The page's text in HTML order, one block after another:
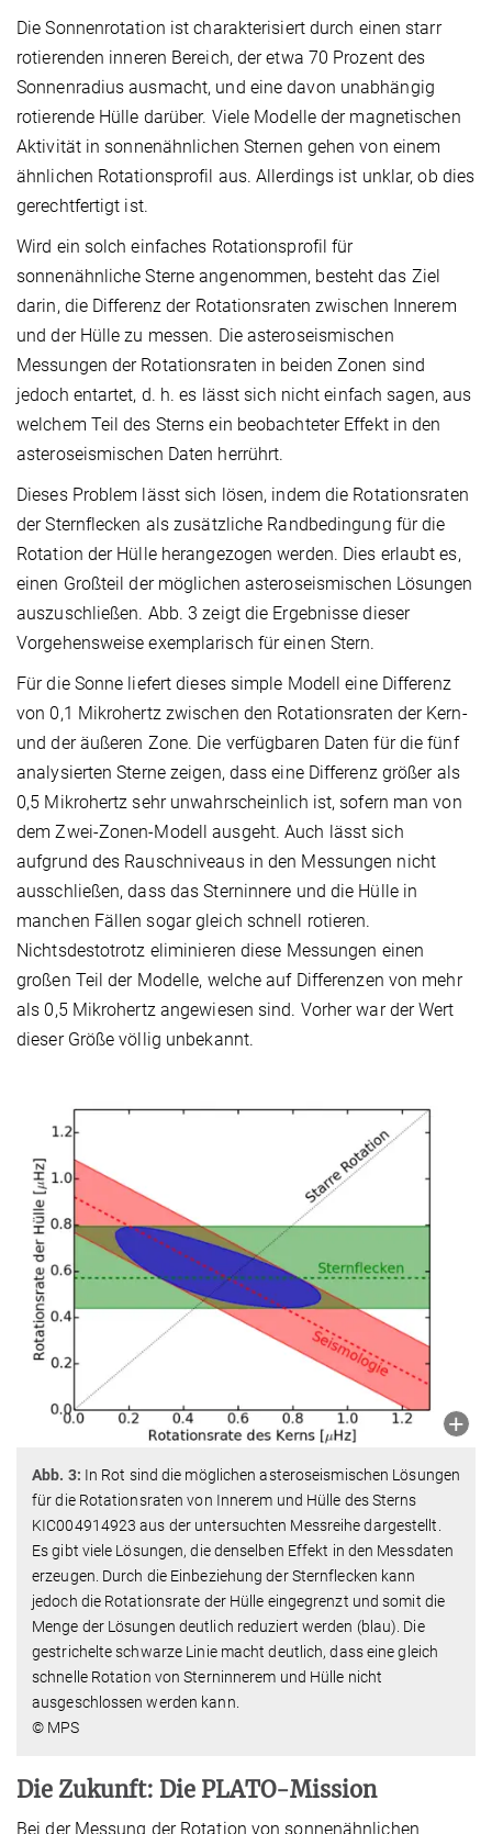
Die Sonnenrotation ist charakterisiert durch einen starr
rotierenden inneren Bereich, der etwa 70 Prozent des
Sonnenradius ausmacht, und eine davon unabhängig
rotierende Hülle darüber. Viele Modelle der magnetischen
Aktivität in sonnenähnlichen Sternen gehen von einem
ähnlichen Rotationsprofil aus. Allerdings ist unklar, ob dies
gerechtfertigt ist.
Wird ein solch einfaches Rotationsprofil für
sonnenähnliche Sterne angenommen, besteht das Ziel
darin, die Differenz der Rotationsraten zwischen Innerem
und der Hülle zu messen. Die asteroseismischen
Messungen der Rotationsraten in beiden Zonen sind
jedoch entartet, d. h. es lässt sich nicht einfach sagen, aus
welchem Teil des Sterns ein beobachteter Effekt in den
asteroseismischen Daten herrührt.
Dieses Problem lässt sich lösen, indem die Rotationsraten
der Sternflecken als zusätzliche Randbedingung für die
Rotation der Hülle herangezogen werden. Dies erlaubt es,
einen Großteil der möglichen asteroseismischen Lösungen
auszuschließen. Abb. 3 zeigt die Ergebnisse dieser
Vorgehensweise exemplarisch für einen Stern.
Für die Sonne liefert dieses simple Modell eine Differenz
von 0,1 Mikrohertz zwischen den Rotationsraten der Kern-
und der äußeren Zone. Die verfügbaren Daten für die fünf
analysierten Sterne zeigen, dass eine Differenz größer als
0,5 Mikrohertz sehr unwahrscheinlich ist, sofern man von
dem Zwei-Zonen-Modell ausgeht. Auch lässt sich
aufgrund des Rauschniveaus in den Messungen nicht
ausschließen, dass das Sterninnere und die Hülle in
manchen Fällen sogar gleich schnell rotieren.
Nichtsdestotrotz eliminieren diese Messungen einen
großen Teil der Modelle, welche auf Differenzen von mehr
als 0,5 Mikrohertz angewiesen sind. Vorher war der Wert
dieser Größe völlig unbekannt.
Abb. 3: In Rot sind die möglichen asteroseismischen Lösungen
für die Rotationsraten von Innerem und Hülle des Sterns
KIC004914923 aus der untersuchten Messreihe dargestellt.
Es gibt viele Lösungen, die denselben Effekt in den Messdaten
erzeugen. Durch die Einbeziehung der Sternflecken kann
jedoch die Rotationsrate der Hülle eingegrenzt und somit die
Menge der Lösungen deutlich reduziert werden (blau). Die
gestrichelte schwarze Linie macht deutlich, dass eine gleich
schnelle Rotation von Sterninnerem und Hülle nicht
ausgeschlossen werden kann.
© MPS
Die Zukunft: Die PLATO-Mission
Bei der Messung der Rotation von sonnenähnlichen